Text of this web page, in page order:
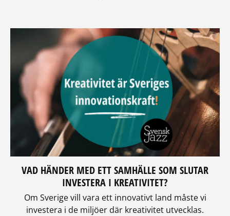
VAD HÄNDER MED ETT SAMHÄLLE SOM SLUTAR
INVESTERA I KREATIVITET?
Om Sverige vill vara ett innovativt land måste vi
investera i de miljöer där kreativitet utvecklas.